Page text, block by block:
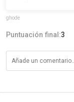
ghode
Puntuación final:3